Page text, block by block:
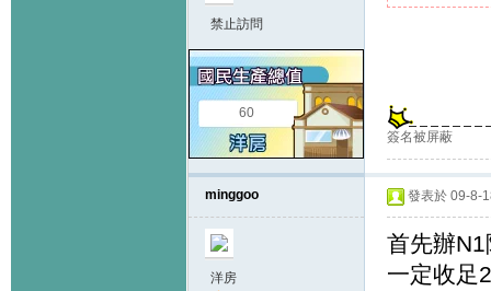
禁止訪問
60
簽名被屏蔽
minggoo
洋房
發表於 09-8-
首先辦
一定收足